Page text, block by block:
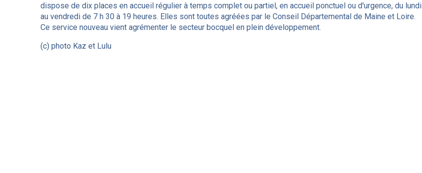
dispose de dix places en accueil régulier à temps complet ou partiel, en accueil ponctuel ou d'urgence, du lundi
au vendredi de 7 h 30 à 19 heures. Elles sont toutes agréées par le Conseil Départemental de Maine et Loire.
Ce service nouveau vient agrémenter le secteur bocquel en plein développement.
(c) photo Kaz et Lulu